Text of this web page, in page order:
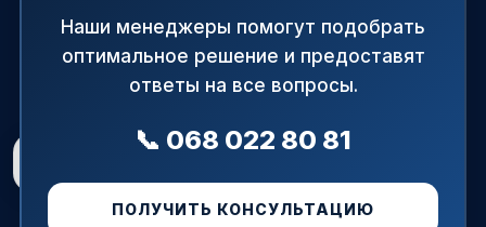
Контакты
Полная версия сайта
АРМАПРАЙМ — официальный поставщик
При использовании материалов сайта ссылка на источник
Рус Укр
Наши менеджеры помогут подобрать
оптимальное решение и предоставят
ответы на все вопросы.
📞 068 022 80 81
ПОЛУЧИТЬ КОНСУЛЬТАЦИЮ